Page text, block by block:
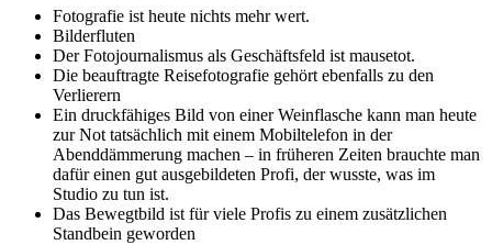
Fotografie ist heute nichts mehr wert.
Bilderfluten
Der Fotojournalismus als Geschäftsfeld ist mausetot.
Die beauftragte Reisefotografie gehört ebenfalls zu den
Verlierern
Ein druckfähiges Bild von einer Weinflasche kann man heute
zur Not tatsächlich mit einem Mobiltelefon in der
Abenddämmerung machen – in früheren Zeiten brauchte man
dafür einen gut ausgebildeten Profi, der wusste, was im
Studio zu tun ist.
Das Bewegtbild ist für viele Profis zu einem zusätzlichen
Standbein geworden